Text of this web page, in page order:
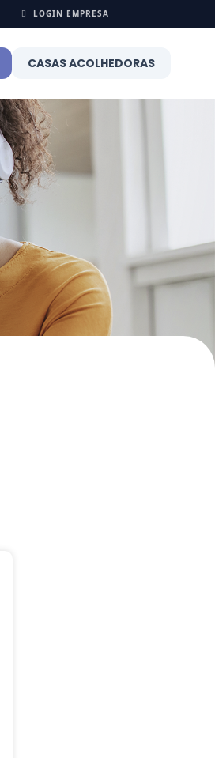
LOGIN EMPRESA
CASAS ACOLHEDORAS